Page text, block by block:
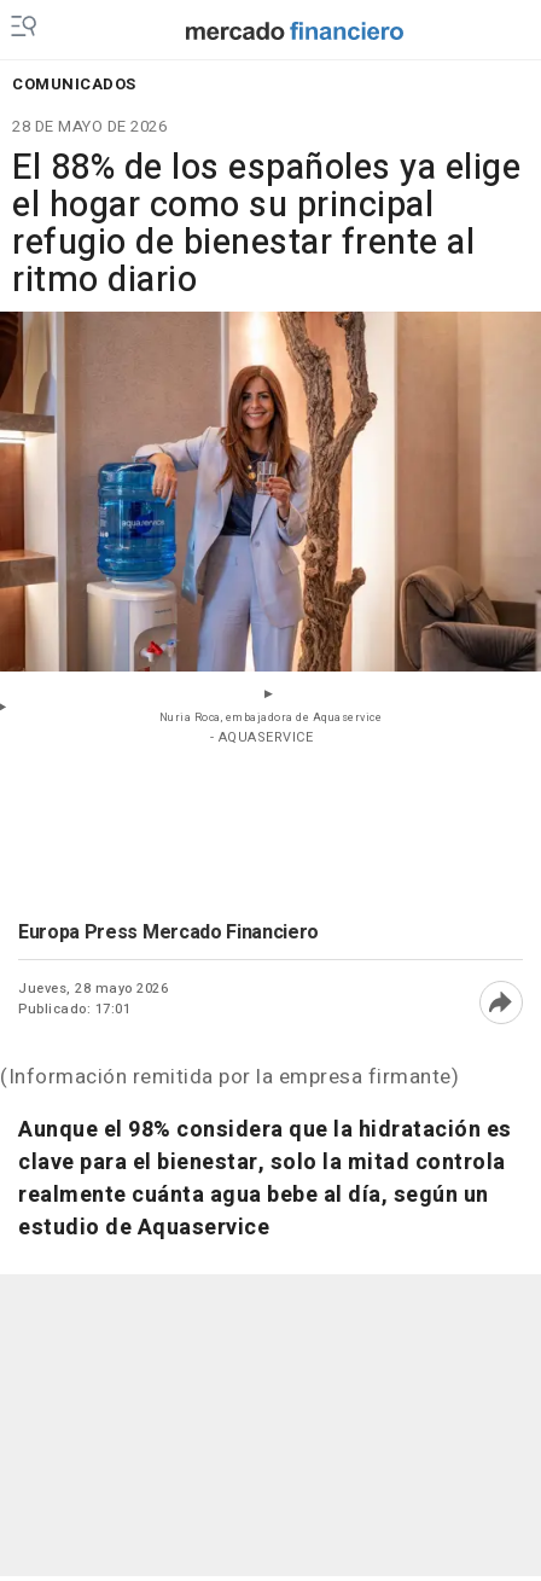
COMUNICADOS
28 DE MAYO DE 2026
El 88% de los españoles ya elige
el hogar como su principal
refugio de bienestar frente al
ritmo diario
Nuria Roca, embajadora de Aquaservice
- AQUASERVICE
Europa Press Mercado Financiero
Jueves, 28 mayo 2026
Publicado: 17:01
(Información remitida por la empresa firmante)
Aunque el 98% considera que la hidratación es
clave para el bienestar, solo la mitad controla
realmente cuánta agua bebe al día, según un
estudio de Aquaservice